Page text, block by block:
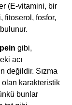
(E-vitamini, bir
fitoserol, fosfor,
gibi,
acı
değildir. Sızma
olan karakteristik
bunlar